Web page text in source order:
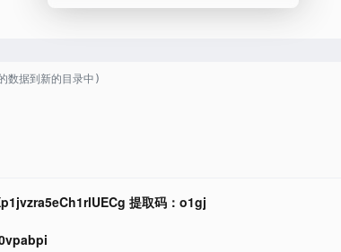
数据到新的目录中)
提取码：o1gj